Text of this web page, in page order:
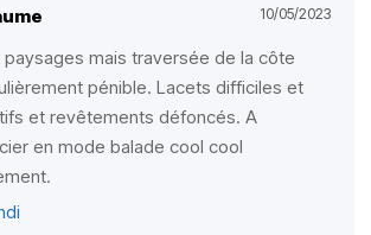
10/05/2023
paysages mais traversée de la côte
pénible. Lacets difficiles et
et revêtements défoncés. A
en mode balade cool cool